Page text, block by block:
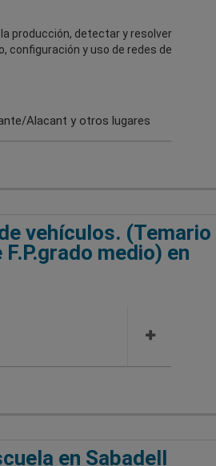
producción, detectar y resolver
configuración y uso de redes de
Alacant y otros lugares
vehículos. (Temario
medio) en
en Sabadell